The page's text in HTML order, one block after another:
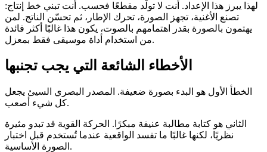
لهذا يبرز هذا الإعداد. أنت لا تولّد مقطعًا فحسب. أنت تبني خط إنتاج:
تصنع الأغنية، تجهز الصورة، تحرك الإطار، ثم تحسّن الناتج. لمن
يهتمون بالصورة بقدر اهتمامهم بالصوت، يكون هذا غالبًا أكثر فائدة
من استخدام أداة موسيقى فقط بمعزل.
الأخطاء الشائعة التي يجب تجنبها
الخطأ الأول هو البدء بصورة ضعيفة. المصدر البصري السيئ يجعل
كل شيء أصعب.
الثاني هو كتابة مطالبة عنيفة مبكرًا. الحركة القوية قد تبدو مثيرة
نظريًا، لكنها غالبًا ما تفسد الواقعية عندما تُستخدم قبل اختبار
الصورة الأساسية.